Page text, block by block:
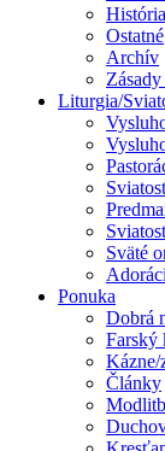
Ostatné
Archív
Liturgia/
Sväté
Ponuka
Dobrá
Farský
Kázne/
Články